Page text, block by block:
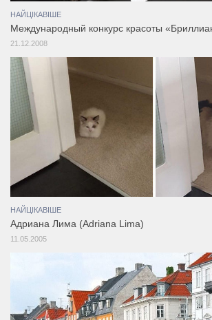
НАЙЦІКАВІШЕ
Международный конкурс красоты
21.12.2008
НАЙЦІКАВІШЕ
Адриана Лима (Adriana Lima)
11.05.2005